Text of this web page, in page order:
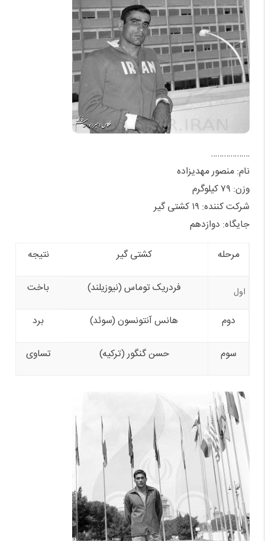
………………
نام: منصور مهدیزاده
وزن: ۷۹ کیلوگرم
شرکت کننده: ۱۹ کشتی گیر
جایگاه: دوازدهم
مرحله
کشتی گیر نتیجه
اول فردریک توماس (نیوزیلند) باخت
دوم هانس آنتونسون (سوئد) برد
سوم حسن گنگور (ترکیه) تساوی